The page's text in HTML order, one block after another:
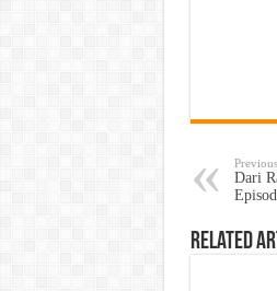
Previous
Dari
Related